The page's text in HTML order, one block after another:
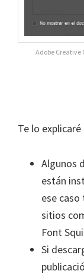
Adobe
Te lo
Algunos
están
ese
sitios
Font
Si